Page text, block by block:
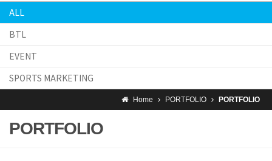
ALL
BTL
EVENT
SPORTS MARKETING
Home PORTFOLIO PORTFOLIO
PORTFOLIO